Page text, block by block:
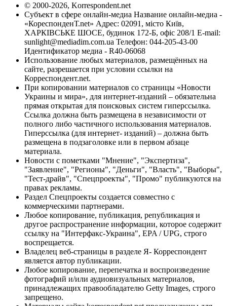
© 2000-2026, Korrespondent.net
Субъект в сфере онлайн-медиа Название онлайн-медиа -
«КореспонденТ.net» Адрес: 02091, місто Київ,
ХАРКІВСЬКЕ ШОСЕ, будинок 172-Б, офіс 208/1 E-mail:
sunlight@mediadim.com.ua Телефон: 044-205-43-00
Идентификатор медиа - R40-06068
Использование любых материалов, размещённых на
сайте, разрешается при условии ссылки на
Корреспондент.net.
При копировании материалов со страницы «Новости
Украины и мира», для интернет-изданий – обязательна
прямая открытая для поисковых систем гиперссылка.
Ссылка должна быть размещена в независимости от
полного либо частичного использования материалов.
Гиперссылка (для интернет- изданий) – должна быть
размещена в подзаголовке или в первом абзаце
материала.
Новости с пометками "Мнение", "Экспертиза",
"Заявление", "Регионы", "Деньги", "Власть", "Выборы",
"Тест-драйв", "Спецпроекты", "Промо" публикуются на
правах рекламы.
Раздел Спецпроекты создается совместно с
коммерческими партнерами.
Любое копирование, публикация, републикация и
другое распространение информации, которое содержит
ссылку на "Интерфакс-Украина", EPA / UPG, строго
воспрещается.
Владелец веб-страницы в разделе Я- Корреспондент
является автор публикации.
Любое копирование, перепечатка и воспроизведение
фотографий и/или аудиовизуальных материалов,
принадлежащих правообладателю Getty Images, строго
запрещено.